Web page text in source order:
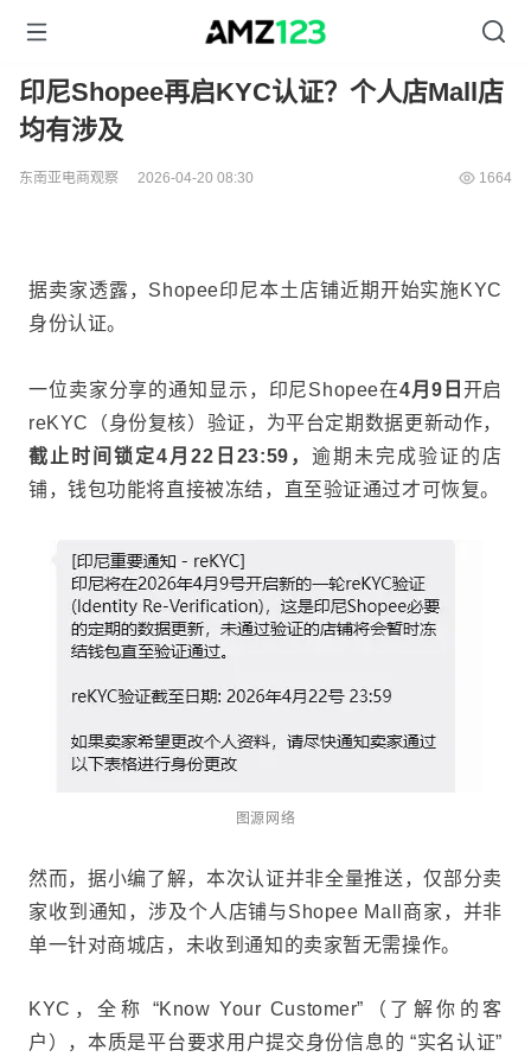
印尼Shopee再启KYC认证？个人店Mall店
均有涉及
东南亚电商观察 2026-04-20 08:30 1664
据卖家透露，Shopee印尼本土店铺近期开始实施KYC
身份认证。
一位卖家分享的通知显示，印尼Shopee在4月9日 开启
reKYC（身份复核）验证，为平台定期数据更新动作，
截止时间锁定4月22日23:59 ，逾期未完成验证的店
铺，钱包功能将直接被冻结，直至验证通过才可恢复。
图源网络
然而，据小编了解，本次认证并非全量推送，仅部分卖
家收到通知，涉及个人店铺与Shopee Mall商家，并非
单一针对商城店，未收到通知的卖家暂无需操作。
KYC，全称 “Know Your Customer”（了解你的客
户），本质是平台要求用户提交身份信息的 “实名认证”